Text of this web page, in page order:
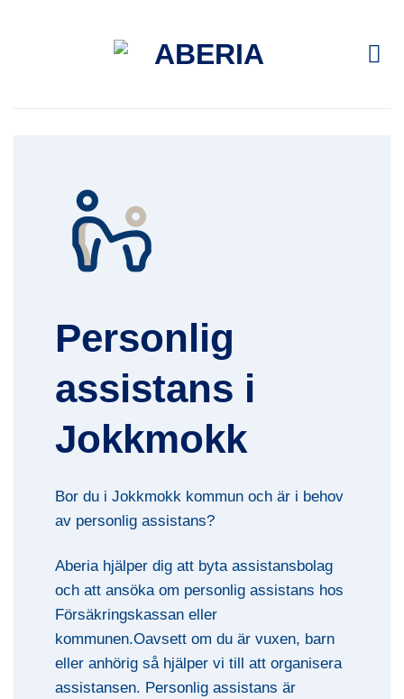
Personlig
assistans i
Jokkmokk
Bor du i Jokkmokk kommun och är i behov
av personlig assistans?
Aberia hjälper dig att byta assistansbolag
och att ansöka om personlig assistans hos
Försäkringskassan eller
kommunen.Oavsett om du är vuxen, barn
eller anhörig så hjälper vi till att organisera
assistansen. Personlig assistans är